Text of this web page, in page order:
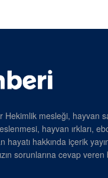
Hekimlik mesleği, hayvan
hayvan ırkları,
hayatı hakkında içerik
sorunlarına cevap veren